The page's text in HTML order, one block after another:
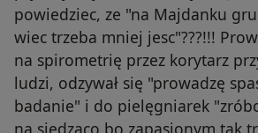
powiedziec, ze "na Majdanku
wiec trzeba mniej jesc"???!!!
na spirometrię przez korytarz
ludzi, odzywał się "prowadzę
badanie" i do pielęgniarek
na siedząco bo zapasionym tak